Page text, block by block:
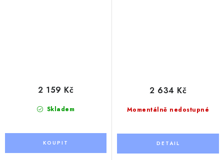
Skladem
2 159 Kč
Momentálně nedostupné
2 634 Kč